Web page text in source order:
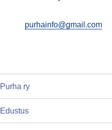
purhainfo@gmail.com
Purha ry
Edustus